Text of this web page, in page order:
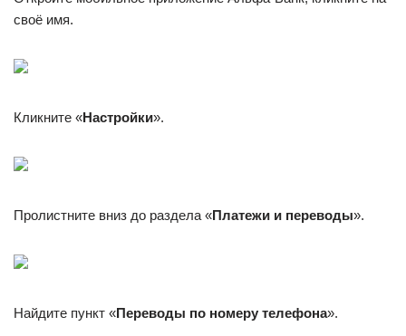
своё имя.
Кликните «Настройки».
Пролистните вниз до раздела «Платежи и переводы».
Найдите пункт «Переводы по номеру телефона».